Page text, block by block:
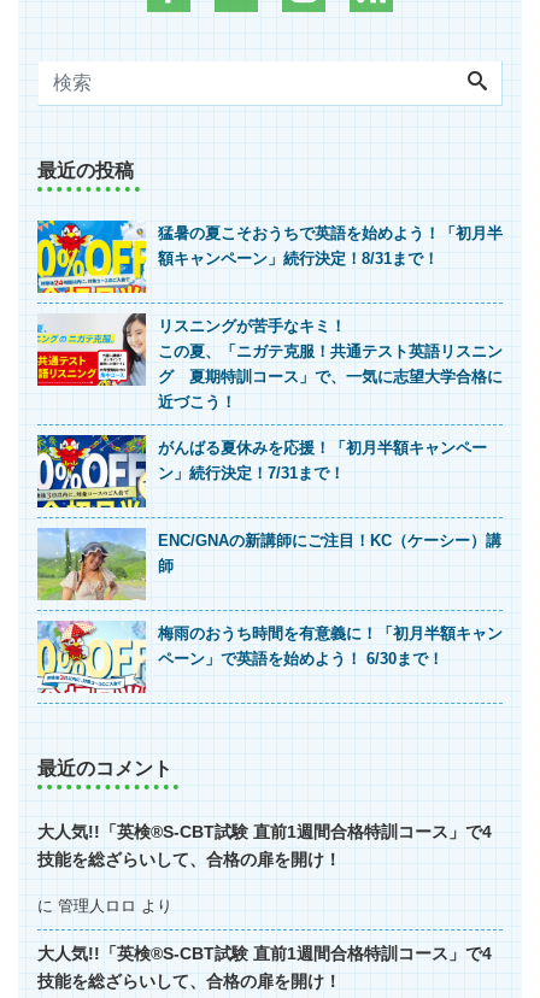
最近の投稿
猛暑の夏こそおうちで英語を始めよう！「初月半
額キャンペーン」続行決定！8/31まで！
リスニングが苦手なキミ！
この夏、「ニガテ克服！共通テスト英語リスニン
グ 夏期特訓コース」で、一気に志望大学合格に
近づこう！
がんばる夏休みを応援！「初月半額キャンペー
ン」続行決定！7/31まで！
ENC/GNAの新講師にご注目！KC（ケーシー）講
師
梅雨のおうち時間を有意義に！「初月半額キャン
ペーン」で英語を始めよう！ 6/30まで！
最近のコメント
大人気!!「英検®S-CBT試験 直前1週間合格特訓コース」で4
技能を総ざらいして、合格の扉を開け！
に 管理人ロロ より
大人気!!「英検®S-CBT試験 直前1週間合格特訓コース」で4
技能を総ざらいして、合格の扉を開け！